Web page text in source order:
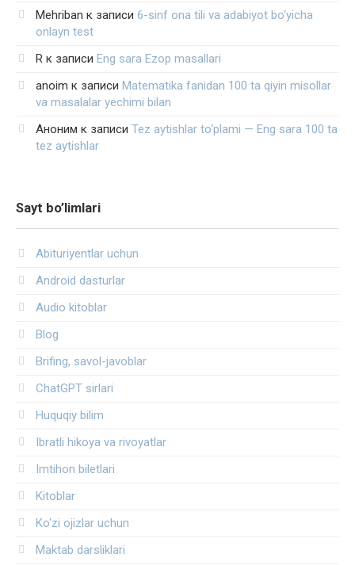
Mehriban к записи 6-sinf ona tili va adabiyot bo‘yicha
onlayn test
R к записи Eng sara Ezop masallari
anoim к записи Matematika fanidan 100 ta qiyin misollar
va masalalar yechimi bilan
Аноним к записи Tez aytishlar to‘plami — Eng sara 100 ta
tez aytishlar
Sayt bo’limlari
Abituriyentlar uchun
Android dasturlar
Audio kitoblar
Blog
Brifing, savol-javoblar
ChatGPT sirlari
Huquqiy bilim
Ibratli hikoya va rivoyatlar
Imtihon biletlari
Kitoblar
Ko‘zi ojizlar uchun
Maktab darsliklari